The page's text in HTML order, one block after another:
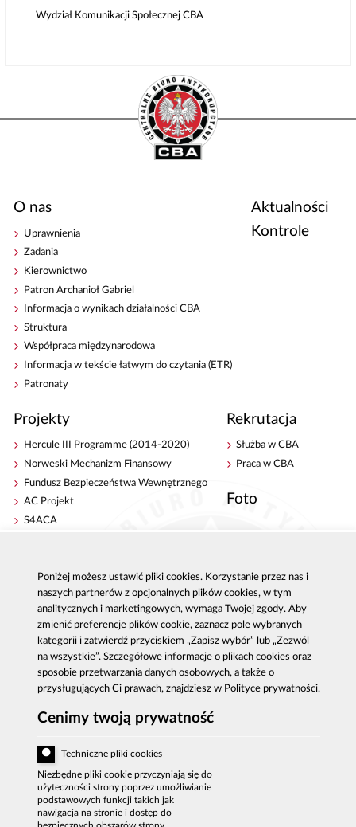
Wydział Komunikacji Społecznej CBA
O nas
Uprawnienia
Zadania
Kierownictwo
Patron Archanioł Gabriel
Informacja o wynikach działalności CBA
Struktura
Współpraca międzynarodowa
Informacja w tekście łatwym do czytania (ETR)
Patronaty
Aktualności
Kontrole
Projekty
Hercule III Programme (2014-2020)
Norweski Mechanizm Finansowy
Fundusz Bezpieczeństwa Wewnętrznego
AC Projekt
S4ACA
Rekrutacja
Służba w CBA
Praca w CBA
Foto
Publikacje
Strategie antykorupcyjne
Platforma e-learningowa
Centrala CBA w Warszawie
Delegatury CBA
Zgłoś korupcję
Dla mediów
Sygnaliści - zgłoszenia zewnętrzne
Zgłoszenie korupcji: 800 808 808, email:
fax: 22 437 2297, tel.: 22 437 2222, email:
bip@ cba.gov.pl
DEKLARACJA DOSTĘPNOŚCI
Poniżej możesz ustawić pliki cookies. Korzystanie przez nas i
naszych partnerów z opcjonalnych plików cookies, w tym
analitycznych i marketingowych, wymaga Twojej zgody. Aby
zmienić preferencje plików cookie, zaznacz pole wybranych
kategorii i zatwierdź przyciskiem „Zapisz wybór” lub „Zezwól
na wszystkie”. Szczegółowe informacje o plikach cookies oraz
sposobie przetwarzania danych osobowych, a także o
przysługujących Ci prawach, znajdziesz w Polityce prywatności.
Cenimy twoją prywatność
Techniczne pliki cookies
Niezbędne pliki cookie przyczyniają się do
użyteczności strony poprzez umożliwianie
podstawowych funkcji takich jak
nawigacja na stronie i dostęp do